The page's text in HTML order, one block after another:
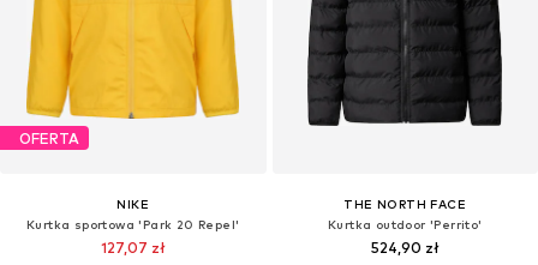
OFERTA
NIKE
Kurtka sportowa 'Park 20 Repel'
127,07 zł
THE NORTH FACE
Kurtka outdoor 'Perrito'
524,90 zł